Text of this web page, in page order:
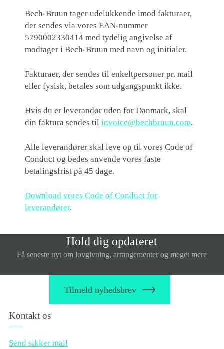
Bech-Bruun tager udelukkende imod fakturaer,
der sendes via vores EAN-nummer
5790002330414 med tydelig angivelse af
modtager i Bech-Bruun med navn og initialer.
Fakturaer, der sendes til enkeltpersoner pr. mail
eller fysisk, betales som udgangspunkt ikke.
Hvis du er leverandør uden for Danmark, skal
din faktura sendes til invoice@bechbruun.com.
Alle leverandører skal leve op til vores Code of
Conduct og bedes anvende vores faste
betalingsfrist på 45 dage.
Download vores Code of Conduct for
leverandører.
Hold dig opdateret
Få seneste nyt om lovgivning, arrangementer og meget mere
Tilmeld nyhedsbrev
Kontakt os
Send sikker mail